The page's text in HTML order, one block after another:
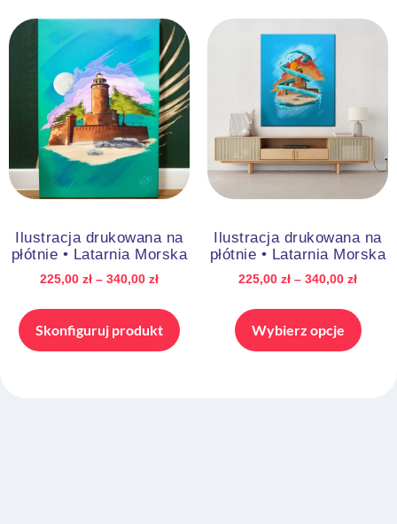
Ilustracja drukowana na
płótnie • Latarnia Morska
225,00 zł – 340,00 zł
Skonfiguruj produkt
Ilustracja drukowana na
płótnie • Latarnia Morska
225,00 zł – 340,00 zł
Wybierz opcje